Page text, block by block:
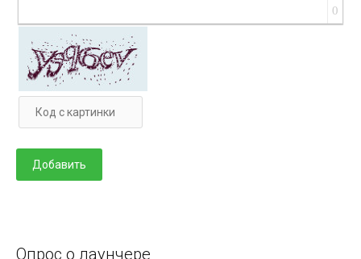
0
Опрос о лаунчере